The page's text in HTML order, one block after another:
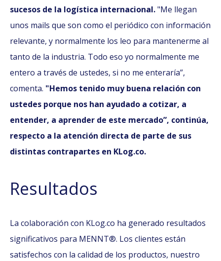
sucesos de la logística internacional."Me llegan
unos mails que son como el periódico con información
relevante, y normalmente los leo para mantenerme al
tanto de la industria. Todo eso yo normalmente me
entero a través de ustedes, si no me enteraría”,
comenta. "Hemos tenido muy buena relación con
ustedes porque nos han ayudado a cotizar, a
entender, a aprender de este mercado”, continúa,
respecto a la atención directa de parte de sus
distintas contrapartes en KLog.co.
Resultados
La colaboración con KLog.co ha generado resultados
significativos para MENNT®. Los clientes están
satisfechos con la calidad de los productos, nuestro